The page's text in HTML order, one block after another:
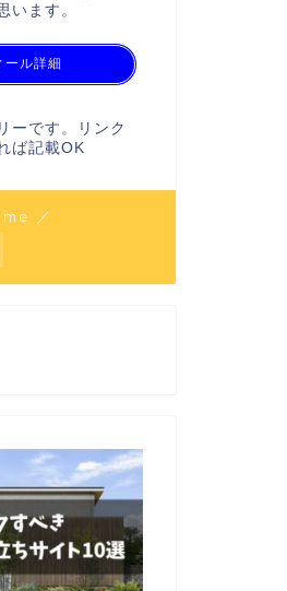
います。
ール詳細
ーです。リンク
ば記載OK
／